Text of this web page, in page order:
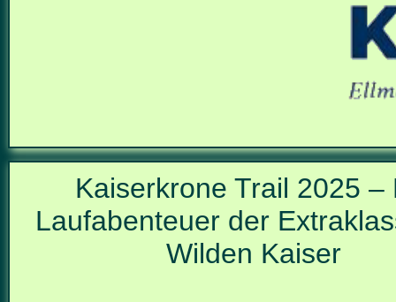
Kaiserkrone Trail 2025 –
Laufabenteuer der
Wilden Kaiser